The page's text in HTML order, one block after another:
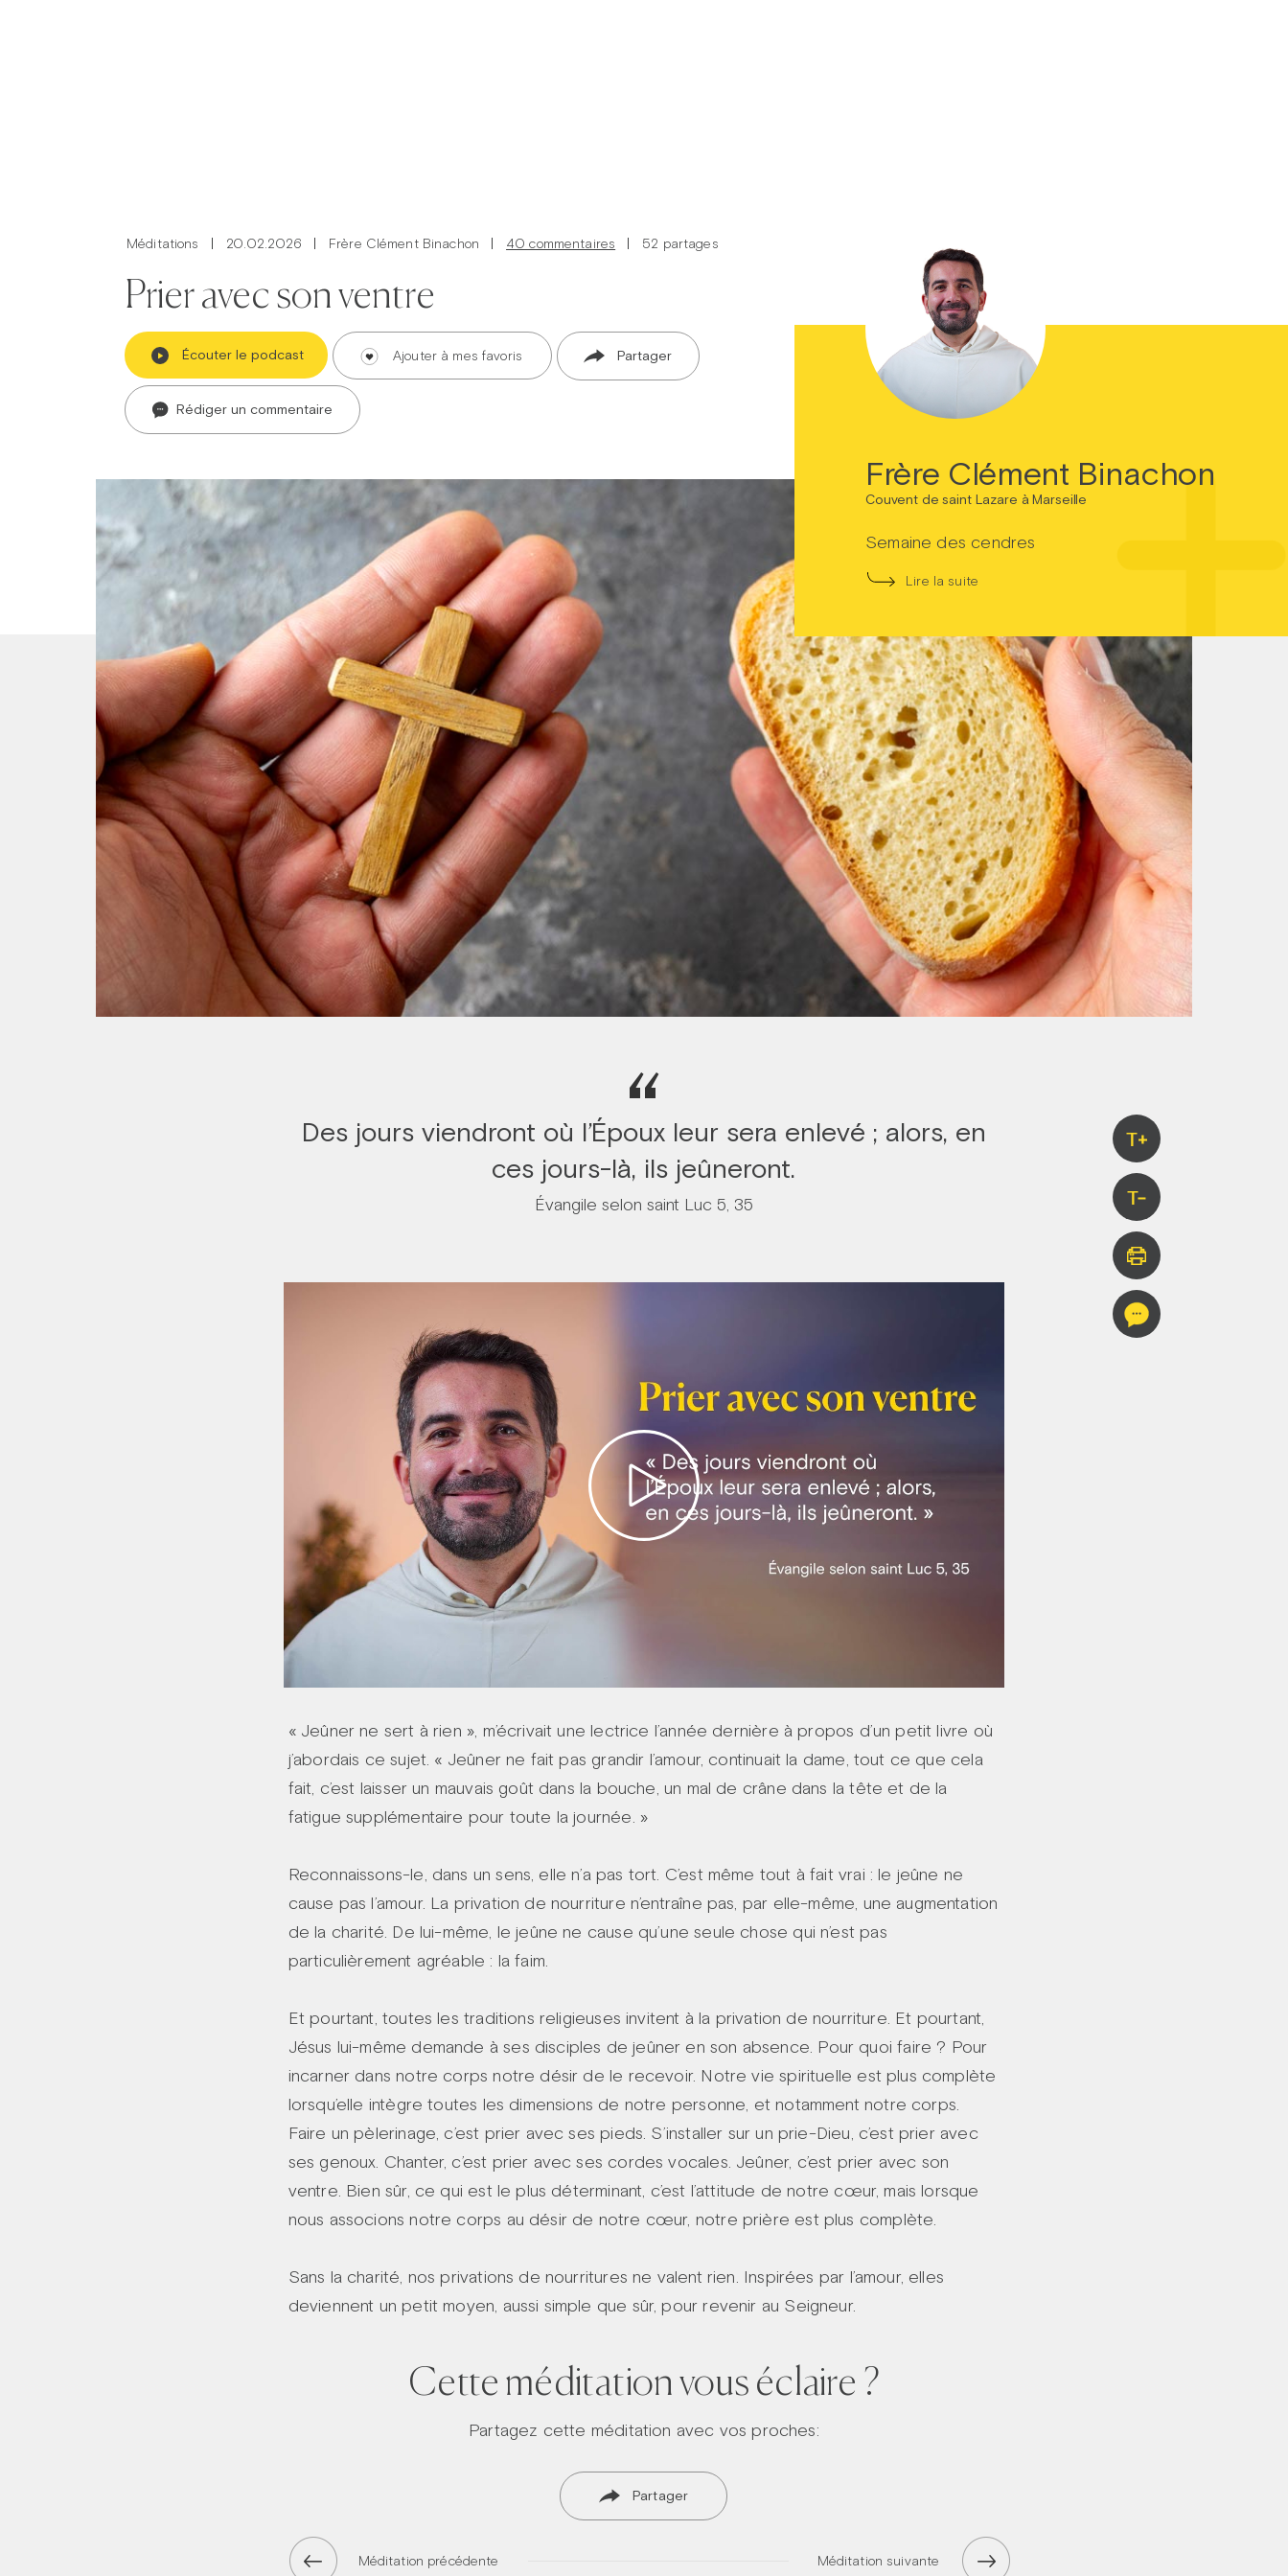
Méditations 20.02.2026 Frère Clément Binachon 40 commentaires 52 partages
Prier avec son ventre
Écouter le podcast Ajouter à mes favoris Partager
Rédiger un commentaire
Frère Clément Binachon
Couvent de saint Lazare à Marseille
Semaine des cendres
Lire la suite
T+
T-
“
Des jours viendront où l’Époux leur sera enlevé ; alors, en
ces jours-là, ils jeûneront.
Évangile selon saint Luc 5, 35
« Jeûner ne sert à rien », m’écrivait une lectrice l’année dernière à propos d’un petit livre où
j’abordais ce sujet. « Jeûner ne fait pas grandir l’amour, continuait la dame, tout ce que cela
fait, c’est laisser un mauvais goût dans la bouche, un mal de crâne dans la tête et de la
fatigue supplémentaire pour toute la journée. »
Reconnaissons-le, dans un sens, elle n’a pas tort. C’est même tout à fait vrai : le jeûne ne
cause pas l’amour. La privation de nourriture n’entraîne pas, par elle-même, une augmentation
de la charité. De lui-même, le jeûne ne cause qu’une seule chose qui n’est pas
particulièrement agréable : la faim.
Et pourtant, toutes les traditions religieuses invitent à la privation de nourriture. Et pourtant,
Jésus lui-même demande à ses disciples de jeûner en son absence. Pour quoi faire ? Pour
incarner dans notre corps notre désir de le recevoir. Notre vie spirituelle est plus complète
lorsqu’elle intègre toutes les dimensions de notre personne, et notamment notre corps.
Faire un pèlerinage, c’est prier avec ses pieds. S’installer sur un prie-Dieu, c’est prier avec
ses genoux. Chanter, c’est prier avec ses cordes vocales. Jeûner, c’est prier avec son
ventre. Bien sûr, ce qui est le plus déterminant, c’est l’attitude de notre cœur, mais lorsque
nous associons notre corps au désir de notre cœur, notre prière est plus complète.
Sans la charité, nos privations de nourritures ne valent rien. Inspirées par l’amour, elles
deviennent un petit moyen, aussi simple que sûr, pour revenir au Seigneur.
Cette méditation vous éclaire ?
Partagez cette méditation avec vos proches:
Partager
Méditation précédente Méditation suivante